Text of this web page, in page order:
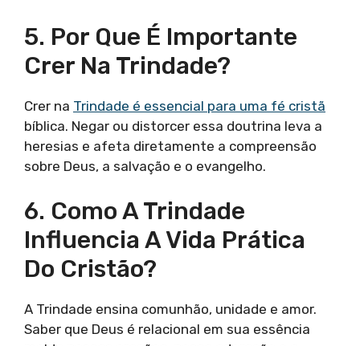
5. Por Que É Importante
Crer Na Trindade?
Crer na Trindade é essencial para uma fé cristã
bíblica. Negar ou distorcer essa doutrina leva a
heresias e afeta diretamente a compreensão
sobre Deus, a salvação e o evangelho.
6. Como A Trindade
Influencia A Vida Prática
Do Cristão?
A Trindade ensina comunhão, unidade e amor.
Saber que Deus é relacional em sua essência